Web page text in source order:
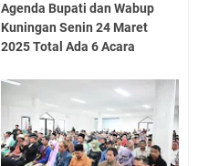
Agenda Bupati dan Wabup
Kuningan Senin 24 Maret
2025 Total Ada 6 Acara